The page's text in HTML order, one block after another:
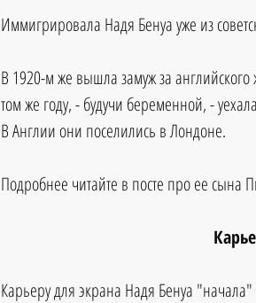
Иммигрировала Надя Бенуа уже из
В 1920-м же вышла замуж за
том же году, - будучи беременной, -
В Англии они поселились в Лондоне.
Подробнее читайте в посте про ее сына
Карьеру для экрана Надя Бенуа